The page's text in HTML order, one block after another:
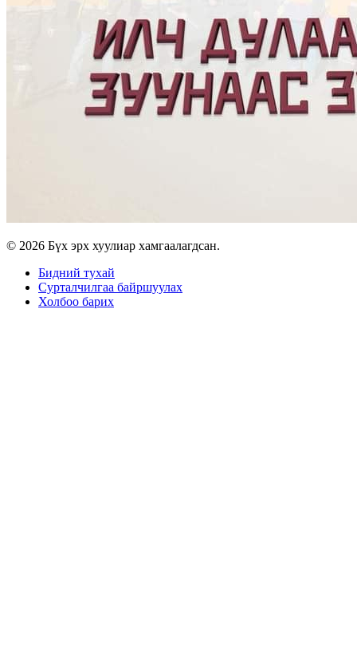
© 2026 Бүх эрх хуулиар хамгаалагдсан.
Бидний тухай
Сурталчилгаа байршуулах
Холбоо барих